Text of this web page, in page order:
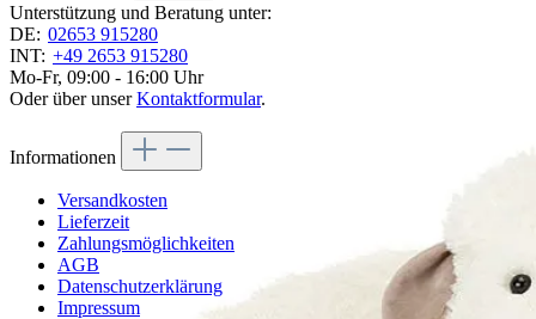
Unterstützung und Beratung unter:
DE: 02653 915280
INT: +49 2653 915280
Mo-Fr, 09:00 - 16:00 Uhr
Oder über unserKontaktformular.
Informationen
Versandkosten
Lieferzeit
Zahlungsmöglichkeiten
AGB
Datenschutzerklärung
Impressum